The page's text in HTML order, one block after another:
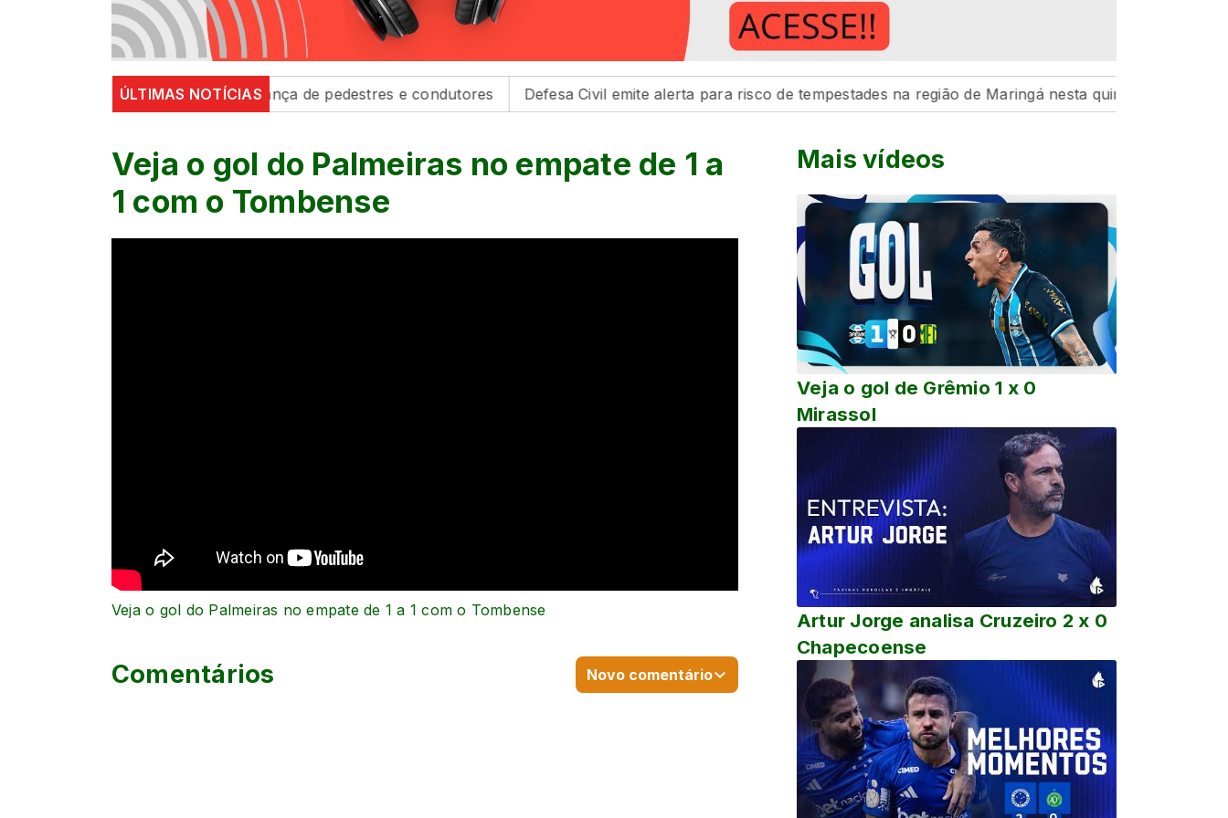
ÚLTIMAS NOTÍCIAS
fortalecem segurança de pedestres e condutores Defesa Civil emite alerta para risco de tempestades na região de Maringá nesta quinta-feira, 6
Veja o gol do Palmeiras no empate de 1 a
1 com o Tombense
Mais vídeos
Veja o gol de Grêmio 1 x 0
Mirassol
Artur Jorge analisa Cruzeiro 2 x 0
Chapecoense
Veja o gol do Palmeiras no empate de 1 a 1 com o Tombense
Comentários Novo comentário